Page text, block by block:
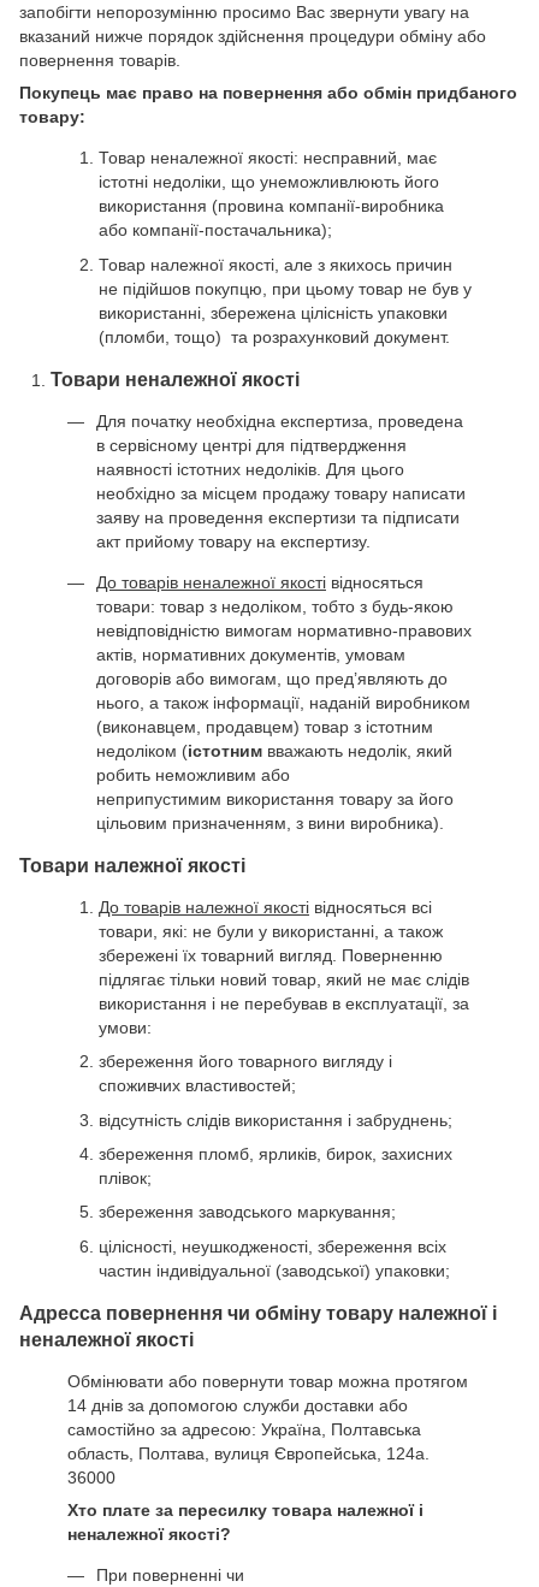
запобігти непорозумінню просимо Вас звернути увагу на
вказаний нижче порядок здійснення процедури обміну або
повернення товарів.
Покупець має право на повернення або обмін придбаного
товару:
Товар неналежної якості: несправний, має
істотні недоліки, що унеможливлюють його
використання (провина компанії-виробника
або компанії-постачальника);
Товар належної якості, але з якихось причин
не підійшов покупцю, при цьому товар не був у
використанні, збережена цілісність упаковки
(пломби, тощо) та розрахунковий документ.
Товари неналежної якості
Для початку необхідна експертиза, проведена
в сервісному центрі для підтвердження
наявності істотних недоліків. Для цього
необхідно за місцем продажу товару написати
заяву на проведення експертизи та підписати
акт прийому товару на експертизу.
До товарів неналежної якості відносяться
товари: товар з недоліком, тобто з будь-якою
невідповідністю вимогам нормативно-правових
актів, нормативних документів, умовам
договорів або вимогам, що пред’являють до
нього, а також інформації, наданій виробником
(виконавцем, продавцем) товар з істотним
недоліком (істотним вважають недолік, який
робить неможливим або
неприпустимим використання товару за його
цільовим призначенням, з вини виробника).
Товари належної якості
До товарів належної якості відносяться всі
товари, які: не були у використанні, а також
збережені їх товарний вигляд. Поверненню
підлягає тільки новий товар, який не має слідів
використання і не перебував в експлуатації, за
умови:
збереження його товарного вигляду і
споживчих властивостей;
відсутність слідів використання і забруднень;
збереження пломб, ярликів, бирок, захисних
плівок;
збереження заводського маркування;
цілісності, неушкодженості, збереження всіх
частин індивідуальної (заводської) упаковки;
Адресса повернення чи обміну товару належної і
неналежної якості
Обмінювати або повернути товар можна протягом
14 днів за допомогою служби доставки або
самостійно за адресою: Україна, Полтавська
область, Полтава, вулиця Європейська, 124а.
36000
Хто плате за пересилку товара належної і
неналежної якості?
При поверненні чи